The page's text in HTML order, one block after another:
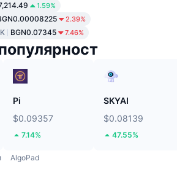
1.59%
2.39%
BGN0.07345 7.46%
Pi
$0.09357
7.14%
SKYAI
$0.08139
47.55%
AlgoPad